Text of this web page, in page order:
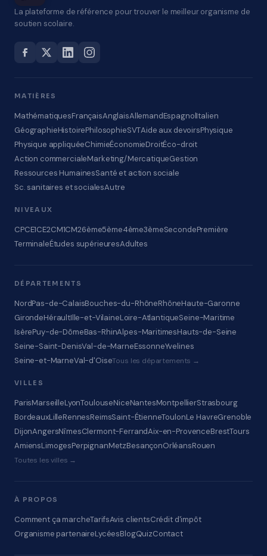
La plateforme de référence pour trouver le meilleur organisme de
soutien scolaire.
MATIÈRES
MathématiquesFrançaisAnglaisAllemandEspagnolItalien
GéographieHistoirePhilosophieSVTAide aux devoirsPhysique
Physique appliquéeChimieÉconomieDroitÉco-droit
Action commercialeMarketing/MercatiqueGestion
Ressources HumainesSanté et action sociale
Sc. sanitaires et socialesAutre
NIVEAUX
CPCE1CE2CM1CM26ème5ème4ème3èmeSecondePremière
TerminaleÉtudes supérieuresAdultes
DÉPARTEMENTS
NordPas-de-CalaisBouches-du-RhôneRhôneHaute-Garonne
GirondeHéraultIlle-et-VilaineLoire-AtlantiqueSeine-Maritime
IsèrePuy-de-DômeBas-RhinAlpes-MaritimesHauts-de-Seine
Seine-Saint-DenisVal-de-MarneEssonneYvelines
Seine-et-MarneVal-d'OiseTous les départements →
VILLES
ParisMarseilleLyonToulouseNiceNantesMontpellierStrasbourg
BordeauxLilleRennesReimsSaint-ÉtienneToulonLe HavreGrenoble
DijonAngersNîmesClermont-FerrandAix-en-ProvenceBrestTours
AmiensLimogesPerpignanMetzBesançonOrléansRouen
Toutes les villes →
À PROPOS
Comment ça marcheTarifsAvis clientsCrédit d'impôt
Organisme partenaireLycéesBlogQuizContact